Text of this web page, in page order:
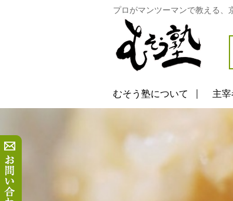
プロがマンツーマンで教える、
むそう塾について 主